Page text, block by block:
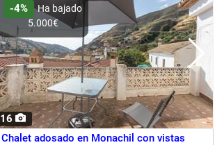
16
-4%
Ha bajado
5.000€
Chalet adosado en Monachil con vistas